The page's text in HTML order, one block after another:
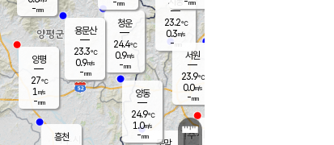
청운
24.4℃
0.9m/s
-mm
mm
양동
24.9℃
1.0m/s
-mm
-mm
흥천
23.2℃
0.3m/s
- mm
서원
23.9℃
0.0m/s
-mm
용문산
23.3℃
0.9m/s
-mm
mm
양평
27℃
1 m/s
-mm